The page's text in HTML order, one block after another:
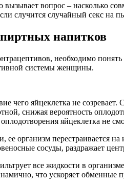
вопрос – насколько
случится случайный секс на
напитков
необходимо
системы женщины.
яйцеклетка не созревает.
снижая вероятность
яйцеклетка не
ее организм
сосуды, раздражает
все жидкости в
что ускоряет